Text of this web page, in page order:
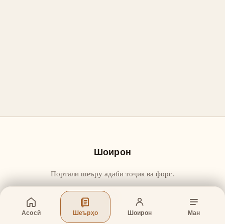
Асосӣ Шеърҳо Шоирон Ман
Шоирон
Портали шеъру адаби тоҷик ва форс.